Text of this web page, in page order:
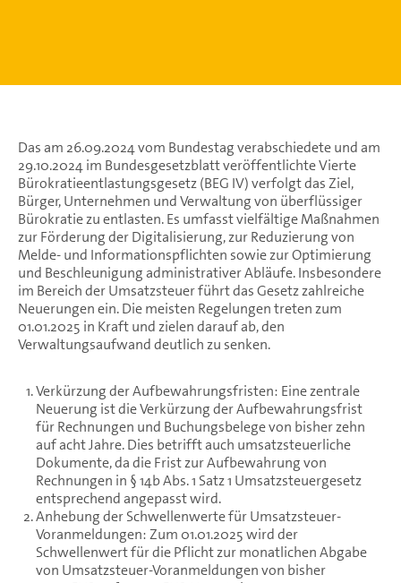
Das am 26.09.2024 vom Bundestag verabschiedete und am
29.10.2024 im Bundesgesetzblatt veröffentlichte Vierte
Bürokratieentlastungsgesetz (BEG IV) verfolgt das Ziel,
Bürger, Unternehmen und Verwaltung von überflüssiger
Bürokratie zu entlasten. Es umfasst vielfältige Maßnahmen
zur Förderung der Digitalisierung, zur Reduzierung von
Melde- und Informationspflichten sowie zur Optimierung
und Beschleunigung administrativer Abläufe. Insbesondere
im Bereich der Umsatzsteuer führt das Gesetz zahlreiche
Neuerungen ein. Die meisten Regelungen treten zum
01.01.2025 in Kraft und zielen darauf ab, den
Verwaltungsaufwand deutlich zu senken.
Verkürzung der Aufbewahrungsfristen: Eine zentrale
Neuerung ist die Verkürzung der Aufbewahrungsfrist
für Rechnungen und Buchungsbelege von bisher zehn
auf acht Jahre. Dies betrifft auch umsatzsteuerliche
Dokumente, da die Frist zur Aufbewahrung von
Rechnungen in § 14b Abs. 1 Satz 1 Umsatzsteuergesetz
entsprechend angepasst wird.
Anhebung der Schwellenwerte für Umsatzsteuer-
Voranmeldungen: Zum 01.01.2025 wird der
Schwellenwert für die Pflicht zur monatlichen Abgabe
von Umsatzsteuer-Voranmeldungen von bisher